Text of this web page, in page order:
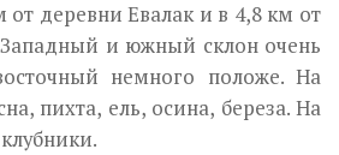
от деревни Евалак и в 4,8 км от
и южный склон очень
немного положе. На
пихта, ель, осина, береза. На